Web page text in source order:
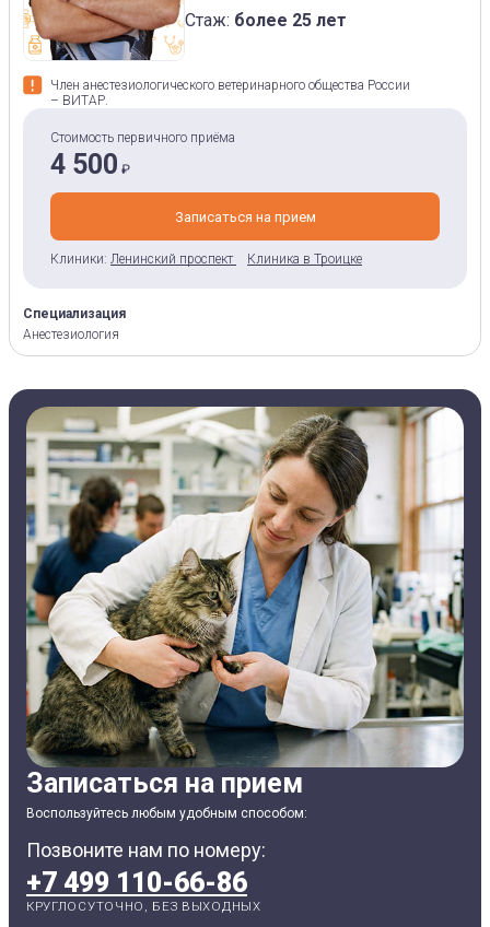
Стаж: более 25 лет
Член анестезиологического ветеринарного общества России
– ВИТАР.
Стоимость первичного приёма
4 500 ₽
Записаться на прием
Клиники: Ленинский проспект Клиника в Троицке
Специализация
Анестезиология
Записаться на прием
Воспользуйтесь любым удобным способом:
Позвоните нам по номеру:
+7 499 110-66-86
КРУГЛОСУТОЧНО, БЕЗ ВЫХОДНЫХ